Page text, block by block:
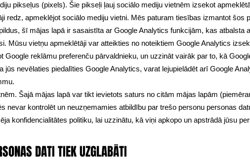
pikseļus (pixels). Šie pikseļi ļauj sociālo mediju vietnēm izsekot
redz, apmeklējot sociālo mediju vietni. Mēs paturam tiesības izmantot
šī mājas lapā ir sasaistīta ar Google Analytics funkcijām, kas atbalsta
Mūsu vietņu apmeklētāji var atteikties no noteiktiem Google Analytics
Google reklāmu preferenču pārvaldnieku, un uzzināt vairāk par to, kā
jūs nevēlaties piedalīties Google Analytics, varat lejupielādēt arī Google
Šajā mājas lapā var tikt ievietots saturs no citām mājas lapām
nevar kontrolēt un neuzņemamies atbildību par trešo personu personas
konfidencialitātes politiku, lai uzzinātu, kā viņi apkopo un apstrādā jūsu
DATI TIEK UZGLABĀTI​